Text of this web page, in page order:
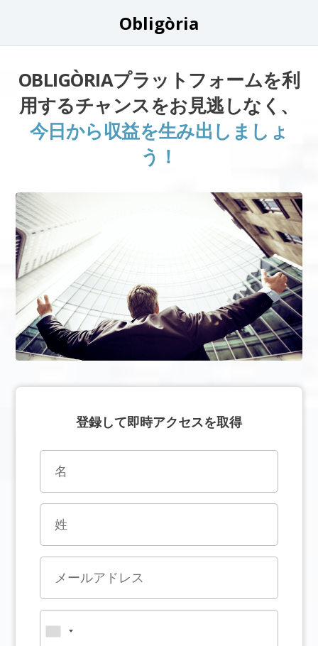
Obligòria
OBLIGÒRIAプラットフォームを利
用するチャンスをお見逃しなく、
今日から収益を生み出しましょ
う！
登録して即時アクセスを取得